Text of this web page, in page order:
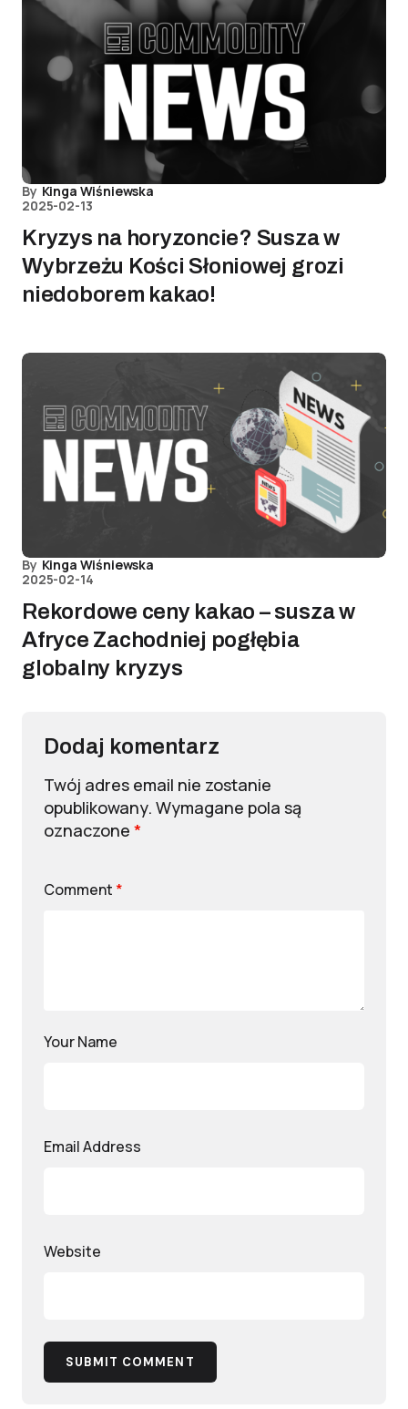
By Kinga Wiśniewska
2025-02-13
Kryzys na horyzoncie? Susza w
Wybrzeżu Kości Słoniowej grozi
niedoborem kakao!
By Kinga Wiśniewska
2025-02-14
Rekordowe ceny kakao – susza w
Afryce Zachodniej pogłębia
globalny kryzys
Dodaj komentarz
Twój adres email nie zostanie
opublikowany. Wymagane pola są
oznaczone *
Comment *
Your Name
Email Address
Website
SUBMIT COMMENT